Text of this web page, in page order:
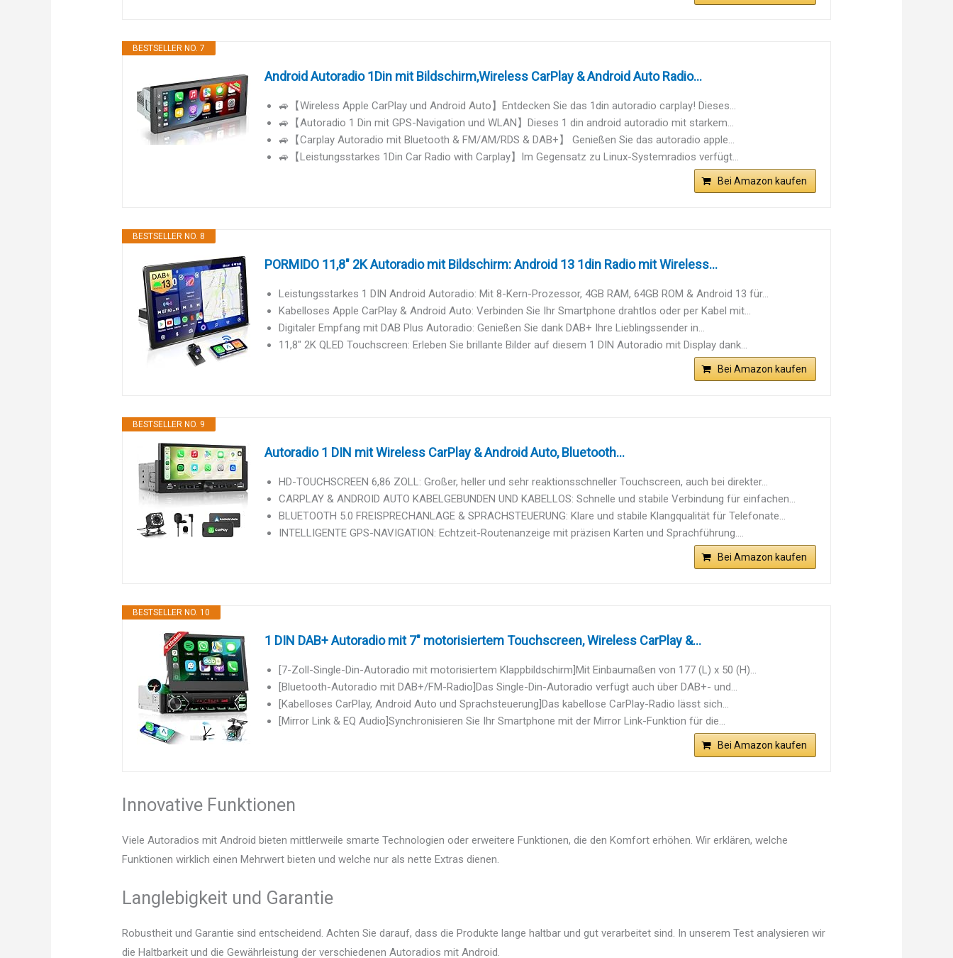
BESTSELLER NO. 7
Android Autoradio 1Din mit Bildschirm,Wireless CarPlay & Android Auto Radio...
🚙【Wireless Apple CarPlay und Android Auto】Entdecken Sie das 1din autoradio carplay! Dieses...
🚙【Autoradio 1 Din mit GPS-Navigation und WLAN】Dieses 1 din android autoradio mit starkem...
🚙【Carplay Autoradio mit Bluetooth & FM/AM/RDS & DAB+】 Genießen Sie das autoradio apple...
🚙【Leistungsstarkes 1Din Car Radio with Carplay】Im Gegensatz zu Linux-Systemradios verfügt...
Bei Amazon kaufen
BESTSELLER NO. 8
PORMIDO 11,8" 2K Autoradio mit Bildschirm: Android 13 1din Radio mit Wireless...
Leistungsstarkes 1 DIN Android Autoradio: Mit 8-Kern-Prozessor, 4GB RAM, 64GB ROM & Android 13 für...
Kabelloses Apple CarPlay & Android Auto: Verbinden Sie Ihr Smartphone drahtlos oder per Kabel mit...
Digitaler Empfang mit DAB Plus Autoradio: Genießen Sie dank DAB+ Ihre Lieblingssender in...
11,8" 2K QLED Touchscreen: Erleben Sie brillante Bilder auf diesem 1 DIN Autoradio mit Display dank...
Bei Amazon kaufen
BESTSELLER NO. 9
Autoradio 1 DIN mit Wireless CarPlay & Android Auto, Bluetooth...
HD-TOUCHSCREEN 6,86 ZOLL: Großer, heller und sehr reaktionsschneller Touchscreen, auch bei direkter...
CARPLAY & ANDROID AUTO KABELGEBUNDEN UND KABELLOS: Schnelle und stabile Verbindung für einfachen...
BLUETOOTH 5.0 FREISPRECHANLAGE & SPRACHSTEUERUNG: Klare und stabile Klangqualität für Telefonate...
INTELLIGENTE GPS-NAVIGATION: Echtzeit-Routenanzeige mit präzisen Karten und Sprachführung....
Bei Amazon kaufen
BESTSELLER NO. 10
1 DIN DAB+ Autoradio mit 7" motorisiertem Touchscreen, Wireless CarPlay &...
[7-Zoll-Single-Din-Autoradio mit motorisiertem Klappbildschirm]Mit Einbaumaßen von 177 (L) x 50 (H)...
[Bluetooth-Autoradio mit DAB+/FM-Radio]Das Single-Din-Autoradio verfügt auch über DAB+- und...
[Kabelloses CarPlay, Android Auto und Sprachsteuerung]Das kabellose CarPlay-Radio lässt sich...
[Mirror Link & EQ Audio]Synchronisieren Sie Ihr Smartphone mit der Mirror Link-Funktion für die...
Bei Amazon kaufen
Innovative Funktionen
Viele Autoradios mit Android bieten mittlerweile smarte Technologien oder erweitere Funktionen, die den Komfort erhöhen. Wir erklären, welche
Funktionen wirklich einen Mehrwert bieten und welche nur als nette Extras dienen.
Langlebigkeit und Garantie
Robustheit und Garantie sind entscheidend. Achten Sie darauf, dass die Produkte lange haltbar und gut verarbeitet sind. In unserem Test analysieren wir
die Haltbarkeit und die Gewährleistung der verschiedenen Autoradios mit Android.